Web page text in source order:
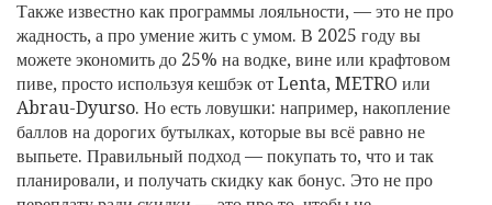
Также известно как программы лояльности, — это не про
жадность, а про умение жить с умом. В 2025 году вы
можете экономить до 25% на водке, вине или крафтовом
пиве, просто используя кешбэк от Lenta, METRO или
Abrau-Dyurso. Но есть ловушки: например, накопление
баллов на дорогих бутылках, которые вы всё равно не
выпьете. Правильный подход — покупать то, что и так
планировали, и получать скидку как бонус. Это не про